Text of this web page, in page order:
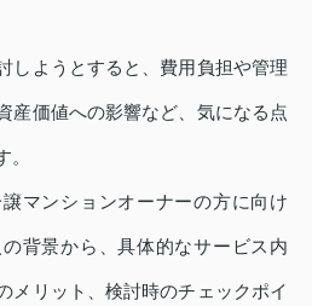
しようとすると、費用負担や管理
産価値への影響など、気になる点
マンションオーナーの方に向け
背景から、具体的なサービス内
メリット、検討時のチェックポイ